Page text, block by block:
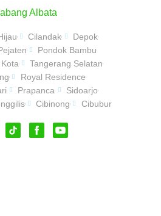
Albata
Cilandak
Depok
Pondok Bambu
Tangerang Selatan
Royal Residence
Prapanca
Sidoarjo
Cibinong Cibubur